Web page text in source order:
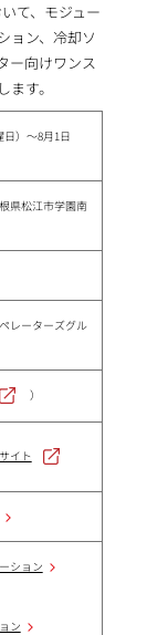
て、モジュー
ョン、冷却ソ
ー向けワンス
す。
日）～8月1日
県松江市学園南
レーターズグル
）
イト
ション
ン